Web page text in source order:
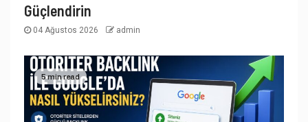
Güçlendirin
04 Ağustos 2026 admin
5 min read